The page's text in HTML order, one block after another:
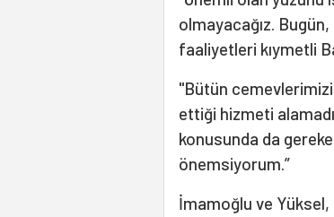
olmayacağız.
faaliyetleri kıymetli
"Bütün
ettiği hizmeti
konusunda da
önemsiyorum.”
İmamoğlu ve